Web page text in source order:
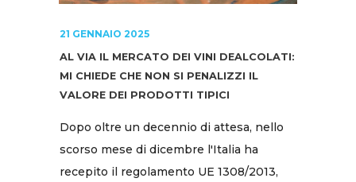
21 GENNAIO 2025
AL VIA IL MERCATO DEI VINI DEALCOLATI:
MI CHIEDE CHE NON SI PENALIZZI IL
VALORE DEI PRODOTTI TIPICI
Dopo oltre un decennio di attesa, nello
scorso mese di dicembre l'Italia ha
recepito il regolamento UE 1308/2013,